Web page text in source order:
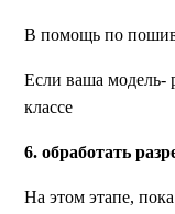
В помощь по
Если ваша модель-
классе
6. обработать
На этом этапе,